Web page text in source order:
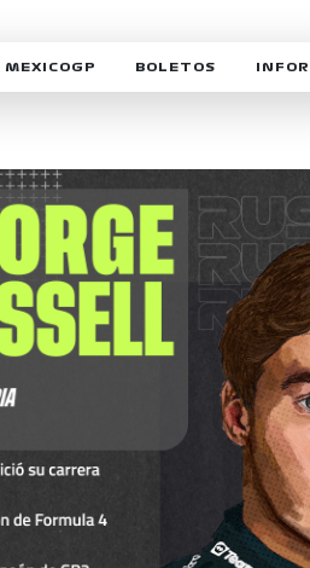
MEXICOGP
SOSTENIBILIDAD
CELEBRA CON NOSOTROS
BOLETOS